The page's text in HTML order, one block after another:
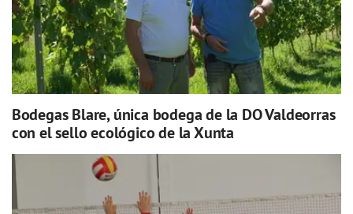
Bodegas Blare, única bodega de la DO Valdeorras
con el sello ecológico de la Xunta